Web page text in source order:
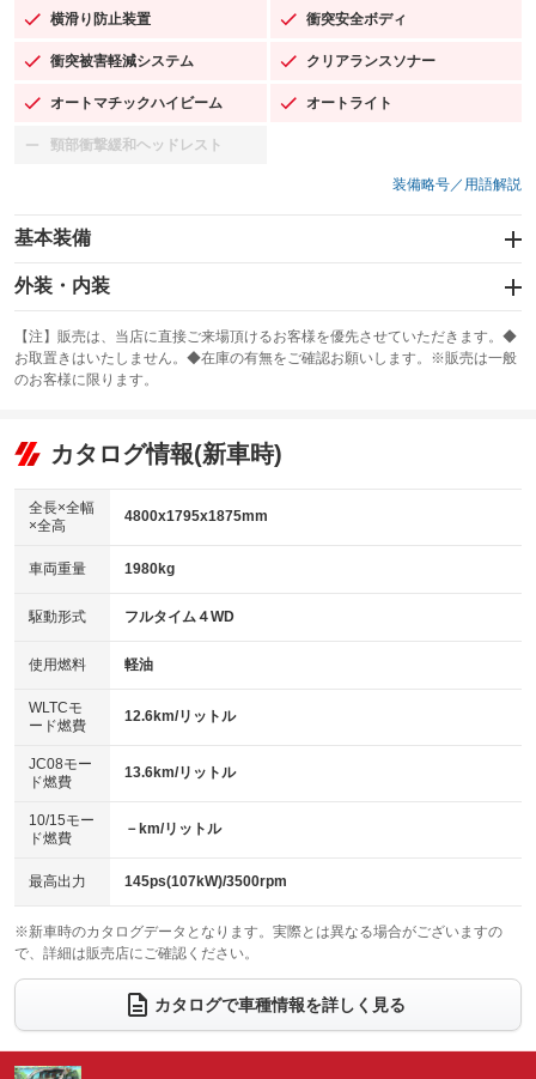
横滑り防止装置
：装備あり 衝突安全ボディ
：装備あり
衝突被害軽減システム
：装備あり クリアランスソナー
：装備あり
オートマチックハイビーム
：装備あり オートライト
：装備あり
頸部衝撃緩和ヘッドレスト
：装備なし
装備略号／用語解説
基本装備
エアバッグ：運転席/助手席/サイド
：装備あり
：装備あり
サンルーフ
：装備なし ABS
リフトアップ
：装備なし
：装備なし
パワーウィンドウ
アイドリングストップ
：装備あり
USB入力端子
：装備あり
100V電源
：装備あり
センターデフロック
：装備なし
電動格納ミラー
：装備あり
外装・内装
カーナビ：SDナビ
：装備あり
TV：フルセグ
：装備あり
ビジュアル：-／DVD再生
：装備あり
アルミホイール：18インチ
：装備あり
HID(キセノンライト)
バックカメラ
エアロ
：装備なし
ローダウン
：装備なし
ベンチシート
：装備あり
チップアップシート
：装備あり
電動格納サードシート
：装備なし シートヒーター
：装備あり
ウォークスルー
電動リアゲート フロントカメラ
：装備あり
シートエアコン
：装備なし 全周囲カメラ
：装備あり
【注】販売は、当店に直接ご来場頂けるお客様を優先させていただきます。◆
お取置きはいたしません。◆在庫の有無をご確認お願いします。※販売は一般
のお客様に限ります。
カタログ情報(新車時)
全長×全幅
×全高
4800x1795x1875mm
車両重量 1980kg
駆動形式 フルタイム４WD
使用燃料 軽油
WLTCモ
ード燃費
12.6km/リットル
JC08モー
ド燃費
13.6km/リットル
10/15モー
ド燃費
－km/リットル
最高出力 145ps(107kW)/3500rpm
※新車時のカタログデータとなります。実際とは異なる場合がございますの
で、詳細は販売店にご確認ください。
カタログで車種情報を詳しく見る